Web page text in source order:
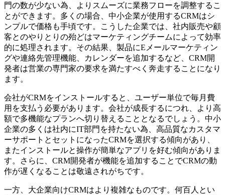
門の数が少ない為、よりスムーズに業務フローを調整するこ
とができます。多くの場合、中小企業が使用するCRMはシ
ンプルで価格も手頃です。こうした企業では、社内販売や顧
客とのやりとりの殆どはマーケティングチームによって効率
的に処理されます。その結果、製品にEメールマーケティン
グや連絡先管理機能、カレンダーを追加するなど、CRM開
発者は営業の専門家の要求を満たすべく奔走することになり
ます。
会社がCRMをインストールすると、ユーザー単位で毎月費
用を支払う必要があります。会社が成長するにつれ、より高
額で多機能なプランへ切り替えることとなるでしょう。中小
企業の多くは社内にIT部門を持たない為、高品質なカスタマ
ーサポートとセットになったCRMを選択する傾向があり、
またインストールと操作が簡単なアプリを好む傾向がありま
す。さらに、CRM開発者が機能を追加することでCRMの動
作が遅くなることは敬遠されがちです。
一方、大企業向けCRMはより複雑なものです。何百人とい